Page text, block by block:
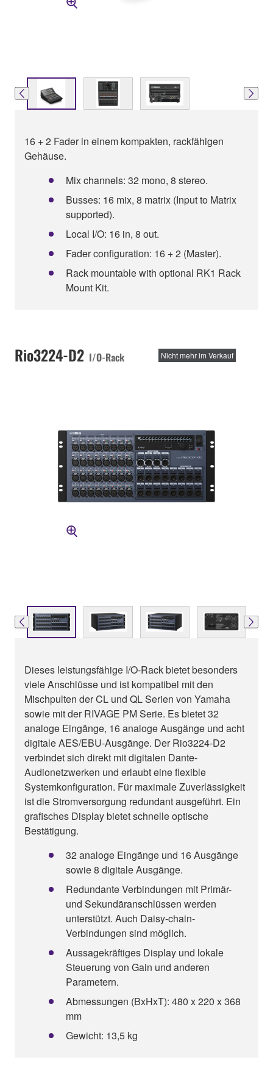
16 + 2 Fader in einem kompakten, rackfähigen
Gehäuse.
Mix channels: 32 mono, 8 stereo.
Busses: 16 mix, 8 matrix (Input to Matrix
supported).
Local I/O: 16 in, 8 out.
Fader configuration: 16 + 2 (Master).
Rack mountable with optional RK1 Rack
Mount Kit.
Rio3224-D2 I/O-Rack Nicht mehr im Verkauf
Dieses leistungsfähige I/O-Rack bietet besonders
viele Anschlüsse und ist kompatibel mit den
Mischpulten der CL und QL Serien von Yamaha
sowie mit der RIVAGE PM Serie. Es bietet 32
analoge Eingänge, 16 analoge Ausgänge und acht
digitale AES/EBU-Ausgänge. Der Rio3224-D2
verbindet sich direkt mit digitalen Dante-
Audionetzwerken und erlaubt eine flexible
Systemkonfiguration. Für maximale Zuverlässigkeit
ist die Stromversorgung redundant ausgeführt. Ein
grafisches Display bietet schnelle optische
Bestätigung.
32 analoge Eingänge und 16 Ausgänge
sowie 8 digitale Ausgänge.
Redundante Verbindungen mit Primär-
und Sekundäranschlüssen werden
unterstützt. Auch Daisy-chain-
Verbindungen sind möglich.
Aussagekräftiges Display und lokale
Steuerung von Gain und anderen
Parametern.
Abmessungen (BxHxT): 480 x 220 x 368
mm
Gewicht: 13,5 kg